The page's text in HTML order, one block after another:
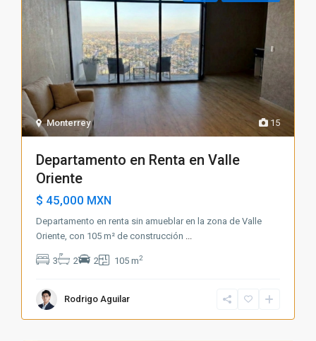
15
Monterrey
Departamento en Renta en Valle
Oriente
$ 45,000 MXN
Departamento en renta sin amueblar en la zona de Valle
Oriente, con 105 m² de construcción
3 2 2 105 m2
Rodrigo Aguilar